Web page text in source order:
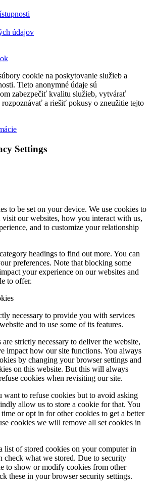
údajov
cookie na poskytovanie služieb a
Tieto anonymné údaje sú
zabezpečiť kvalitu služieb, vytvárať
a riešiť pokusy o zneužitie tejto
Settings
to be set on your device. We use cookies to
our websites, how you interact with us,
and to customize your relationship
headings to find out more. You can
preferences. Note that blocking some
your experience on our websites and
to offer.
necessary to provide you with services
and to use some of its features.
are strictly necessary to deliver the website,
impact how our site functions. You always
by changing your browser settings and
on this website. But this will always
cookies when revisiting our site.
to refuse cookies but to avoid asking
allow us to store a cookie for that. You
or opt in for other cookies to get a better
cookies we will remove all set cookies in
list of stored cookies on your computer in
check what we stored. Due to security
to show or modify cookies from other
these in your browser security settings.